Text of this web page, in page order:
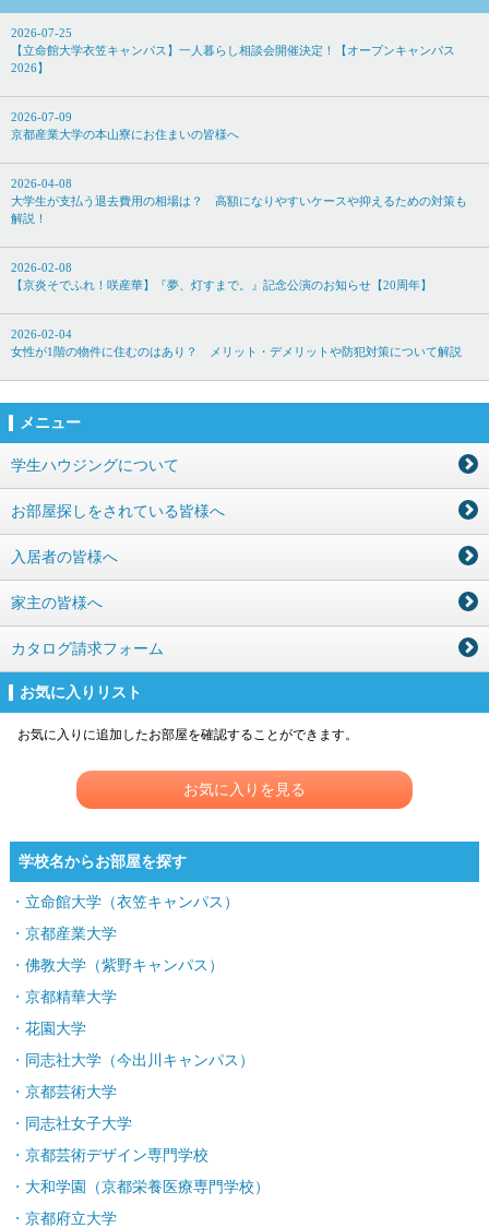
2026-07-25
【立命館大学衣笠キャンパス】一人暮らし相談会開催決定！【オープンキャンパス
2026】
2026-07-09
京都産業大学の本山寮にお住まいの皆様へ
2026-04-08
大学生が支払う退去費用の相場は？ 高額になりやすいケースや抑えるための対策も
解説！
2026-02-08
【京炎そでふれ！咲産華】『夢、灯すまで。』記念公演のお知らせ【20周年】
2026-02-04
女性が1階の物件に住むのはあり？ メリット・デメリットや防犯対策について解説
メニュー
学生ハウジングについて
お部屋探しをされている皆様へ
入居者の皆様へ
家主の皆様へ
カタログ請求フォーム
お気に入りリスト
お気に入りに追加したお部屋を確認することができます。
お気に入りを見る
学校名からお部屋を探す
立命館大学（衣笠キャンパス）
京都産業大学
佛教大学（紫野キャンパス）
京都精華大学
花園大学
同志社大学（今出川キャンパス）
京都芸術大学
同志社女子大学
京都芸術デザイン専門学校
大和学園（京都栄養医療専門学校）
京都府立大学